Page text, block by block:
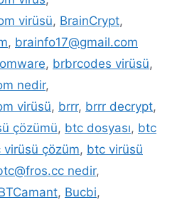
virüsü, BrainCrypt,
, brainfo17@gmail.com
, brbrcodes virüsü,
nedir,
virüsü, brrr, brrr decrypt,
çözümü, btc dosyası, btc
virüsü çözüm, btc virüsü
nedir,
, Bucbi,